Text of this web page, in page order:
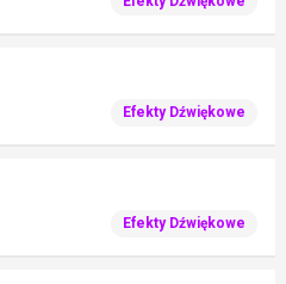
Efekty Dźwiękowe
Efekty Dźwiękowe